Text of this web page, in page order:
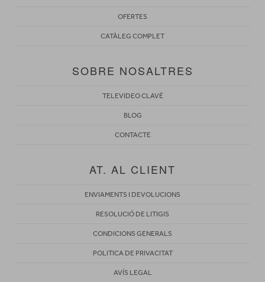
OFERTES
CATÀLEG COMPLET
SOBRE NOSALTRES
TELEVIDEO CLAVÉ
BLOG
CONTACTE
AT. AL CLIENT
ENVIAMENTS I DEVOLUCIONS
RESOLUCIÓ DE LITIGIS
CONDICIONS GENERALS
POLITICA DE PRIVACITAT
AVÍS LEGAL